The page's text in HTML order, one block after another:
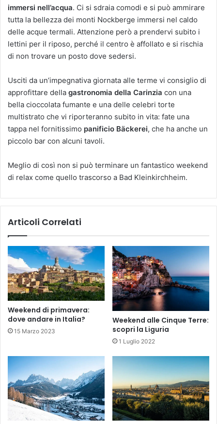
immersi nell’acqua. Ci si sdraia comodi e si può ammirare
tutta la bellezza dei monti Nockberge immersi nel caldo
delle acque termali. Attenzione però a prendervi subito i
lettini per il riposo, perché il centro è affollato e si rischia
di non trovare un posto dove sedersi.
Usciti da un’impegnativa giornata alle terme vi consiglio di
approfittare della gastronomia della Carinzia con una
bella cioccolata fumante e una delle celebri torte
multistrato che vi riporteranno subito in vita: fate una
tappa nel fornitissimo panificio Bäckerei, che ha anche un
piccolo bar con alcuni tavoli.
Meglio di così non si può terminare un fantastico weekend
di relax come quello trascorso a Bad Kleinkirchheim.
Articoli Correlati
Weekend di primavera:
dove andare in Italia?
15 Marzo 2023
Weekend alle Cinque Terre:
scopri la Liguria
1 Luglio 2022